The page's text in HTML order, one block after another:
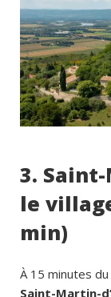
3.
le
min)
À 15 minutes du
Saint-Martin-